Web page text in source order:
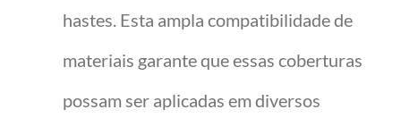
hastes. Esta ampla compatibilidade de
materiais garante que essas coberturas
possam ser aplicadas em diversos